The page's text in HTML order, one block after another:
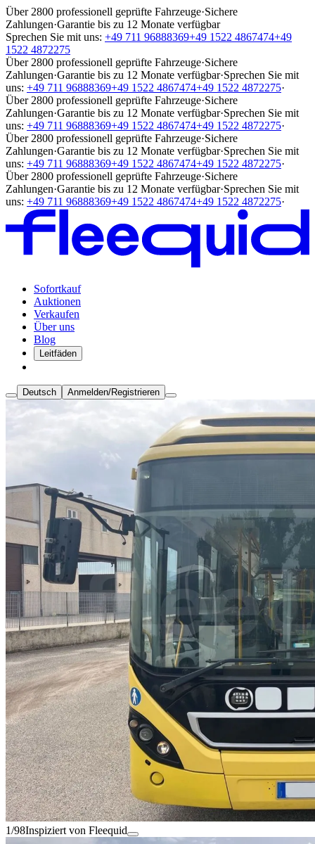
Über 2800 professionell geprüfte Fahrzeuge·Sichere
Zahlungen·Garantie bis zu 12 Monate verfügbar
Sprechen Sie mit uns: +49 711 96888369+49 1522 4867474+49
1522 4872275
Über 2800 professionell geprüfte Fahrzeuge·Sichere
Zahlungen·Garantie bis zu 12 Monate verfügbar·Sprechen Sie mit
uns: +49 711 96888369+49 1522 4867474+49 1522 4872275·
Über 2800 professionell geprüfte Fahrzeuge·Sichere
Zahlungen·Garantie bis zu 12 Monate verfügbar·Sprechen Sie mit
uns: +49 711 96888369+49 1522 4867474+49 1522 4872275·
Über 2800 professionell geprüfte Fahrzeuge·Sichere
Zahlungen·Garantie bis zu 12 Monate verfügbar·Sprechen Sie mit
uns: +49 711 96888369+49 1522 4867474+49 1522 4872275·
Über 2800 professionell geprüfte Fahrzeuge·Sichere
Zahlungen·Garantie bis zu 12 Monate verfügbar·Sprechen Sie mit
uns: +49 711 96888369+49 1522 4867474+49 1522 4872275·
Sofortkauf
Auktionen
Verkaufen
Über uns
Blog
Leitfäden
Deutsch Anmelden/Registrieren
1/98Inspiziert von Fleequid